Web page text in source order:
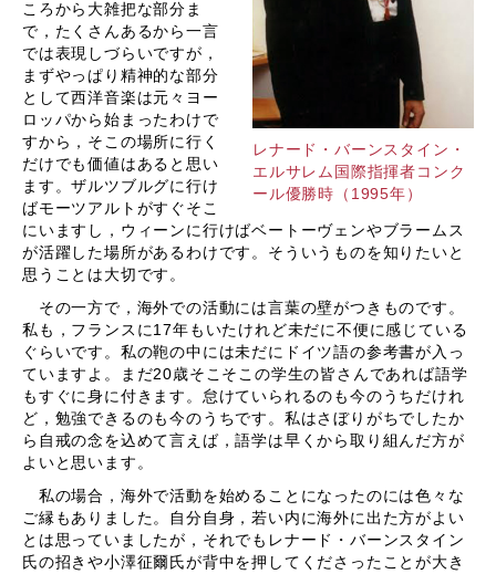
レナード・バーンスタイン・
エルサレム国際指揮者コンク
ール優勝時（1995年）
ころから大雑把な部分ま
で，たくさんあるから一言
では表現しづらいですが，
まずやっぱり精神的な部分
として西洋音楽は元々ヨー
ロッパから始まったわけで
すから，そこの場所に行く
だけでも価値はあると思い
ます。ザルツブルグに行け
ばモーツアルトがすぐそこ
にいますし，ウィーンに行けばベートーヴェンやブラームス
が活躍した場所があるわけです。そういうものを知りたいと
思うことは大切です。
その一方で，海外での活動には言葉の壁がつきものです。
私も，フランスに17年もいたけれど未だに不便に感じている
ぐらいです。私の鞄の中には未だにドイツ語の参考書が入っ
ていますよ。まだ20歳そこそこの学生の皆さんであれば語学
もすぐに身に付きます。怠けていられるのも今のうちだけれ
ど，勉強できるのも今のうちです。私はさぼりがちでしたか
ら自戒の念を込めて言えば，語学は早くから取り組んだ方が
よいと思います。
私の場合，海外で活動を始めることになったのには色々な
ご縁もありました。自分自身，若い内に海外に出た方がよい
とは思っていましたが，それでもレナード・バーンスタイン
氏の招きや小澤征爾氏が背中を押してくださったことが大き